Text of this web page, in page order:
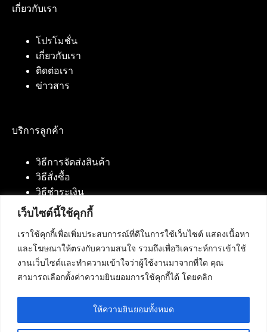
เว็บไซต์นี้ใช้คุกกี้
เราใช้คุกกี้เพื่อเพิ่มประสบการณ์ที่ดีในการใช้เว็บไซต์ แสดงเนื้อหา
และโฆษณาให้ตรงกับความสนใจ รวมถึงเพื่อวิเคราะห์การเข้าใช้
งานเว็บไซต์และทำความเข้าใจว่าผู้ใช้งานมาจากที่ใด คุณ
สามารถเลือกตั้งค่าความยินยอมการใช้คุกกี้ได้ โดยคลิก
ให้ความยินยอมทั้งหมด
เกี่ยวกับเรา
โปรโมชั่น
เกี่ยวกับเรา
ติดต่อเรา
ข่าวสาร
บริการลูกค้า
วิธีการจัดส่งสินค้า
วิธีสั่งซื้อ
วิธีชำระเงิน
ติดต่อเรา
บริษัท เน็ทฟิวชั่น คอมมิวนิเคชั่น จำกัด 420/94 ถนน
นัมเบอร์วัน-ราม 2 แขวงดอกไม้, เขตประเวศ
กรุงเทพมหานคร 10250
โทรศัพท์ :084-553-4055,086-309-5259,